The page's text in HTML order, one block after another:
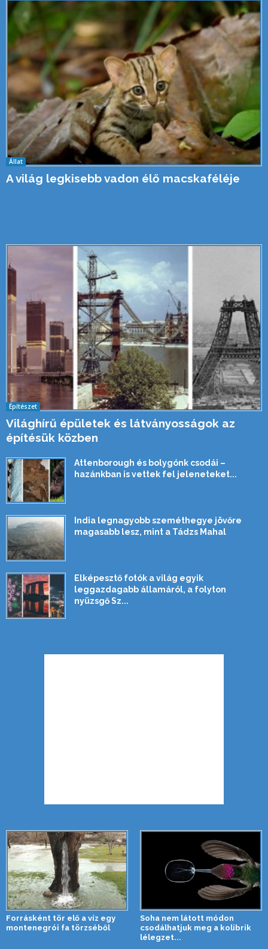
Állat
A világ legkisebb vadon élő macskaféléje
Építészet
Világhírű épületek és látványosságok az
építésük közben
Attenborough és bolygónk csodái –
hazánkban is vettek fel jeleneteket...
India legnagyobb szeméthegye jövőre
magasabb lesz, mint a Tádzs Mahal
Elképesztő fotók a világ egyik
leggazdagabb államáról, a folyton
nyüzsgő Sz...
Forrásként tör elő a víz egy
montenegrói fa törzséből
Soha nem látott módon
csodálhatjuk meg a kolibrik
lélegzet...